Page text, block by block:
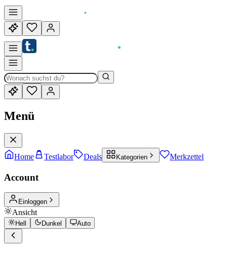
Menü
Home Testlabor Deals Kategorien Merkzettel
Account
Einloggen
Ansicht
Hell Dunkel Auto